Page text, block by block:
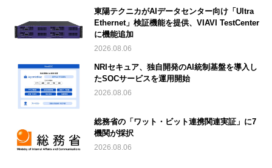
東陽テクニカがAIデータセンター向け「Ultra
Ethernet」検証機能を提供、VIAVI TestCenter
に機能追加
2026.08.06
NRIセキュア、独自開発のAI統制基盤を導入し
たSOCサービスを運用開始
2026.08.06
総務省の「ワット・ビット連携関連実証」に7
機関が採択
2026.08.06